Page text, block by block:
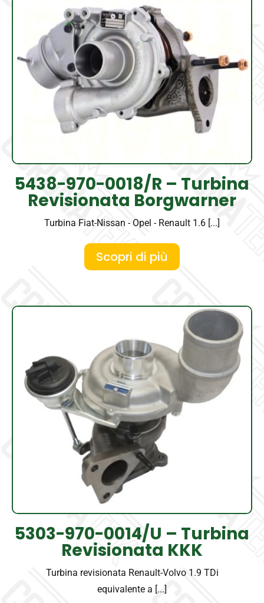
5438-970-0018/R – Turbina
Revisionata Borgwarner
Turbina Fiat-Nissan - Opel - Renault 1.6 [...]
Scopri di più
5303-970-0014/U – Turbina
Revisionata KKK
Turbina revisionata Renault-Volvo 1.9 TDi
equivalente a [...]